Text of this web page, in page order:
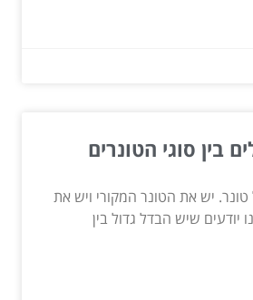
בין סוגי הטונרים
יש את הטונר המקורי ויש את
יודעים שיש הבדל גדול בין